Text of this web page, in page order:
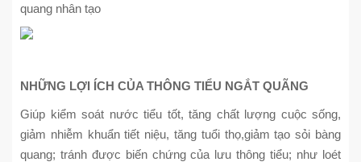
quang nhân tạo
NHỮNG LỢI ÍCH CỦA THÔNG TIỂU NGẮT QUÃNG
Giúp kiểm soát nước tiểu tốt, tăng chất lượng cuộc sống,
giảm nhiễm khuẩn tiết niệu, tăng tuổi thọ,giảm tạo sỏi bàng
quang; tránh được biến chứng của lưu thông tiểu; như loét